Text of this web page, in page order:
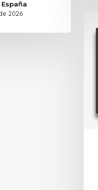
España
2026